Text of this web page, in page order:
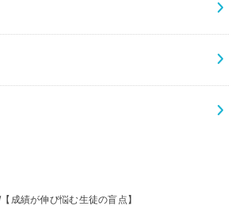
【成績が伸び悩む生徒の盲点】